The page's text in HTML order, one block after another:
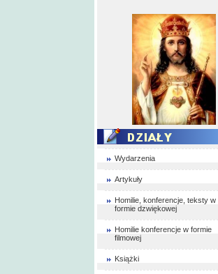
Wydarzenia
Artykuły
Homilie, konferencje, teksty w
formie dzwiękowej
Homilie konferencje w formie
filmowej
Książki